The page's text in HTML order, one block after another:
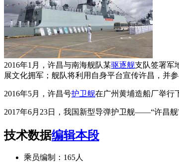
2016年1月，许昌与南海舰队某驱逐舰支队签署军
展文化拥军；舰队将利用自身平台宣传许昌，并
2016年5月，许昌号护卫舰在广州黄埔造船厂举行
2017年6月23日，我国新型导弹护卫舰——“许昌
技术数据编辑本段
乘员编制：165人